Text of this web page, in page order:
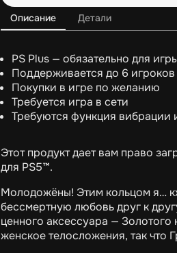
Описание Детали
PS Plus — обязательно для
Поддерживается до 6 игроков
Покупки в игре по желанию
Требуется игра в сети
Требуются функция вибрации
Этот продукт дает вам право
для PS5™.
Молодожёны! Этим кольцом я…
бессмертную любовь друг к
ценного аксессуара —
женское телосложения, так что